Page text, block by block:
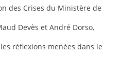
des Crises du Ministère de
Devès et André Dorso,
réflexions menées dans le